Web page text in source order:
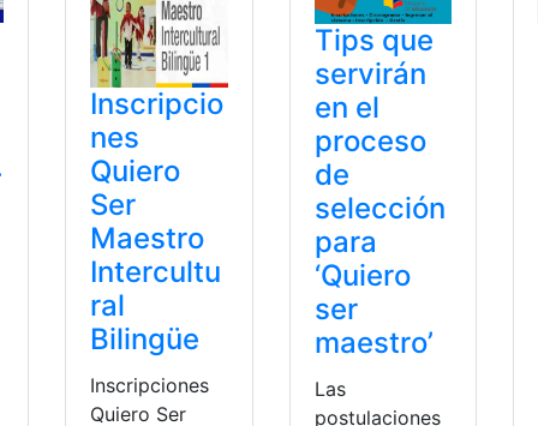
Inscripcio
nes
Quiero
Ser
Maestro
Intercultu
ral
Bilingüe
Inscripciones
Quiero Ser
Tips que
servirán
en el
proceso
de
selección
para
‘Quiero
ser
maestro’
Las
postulaciones